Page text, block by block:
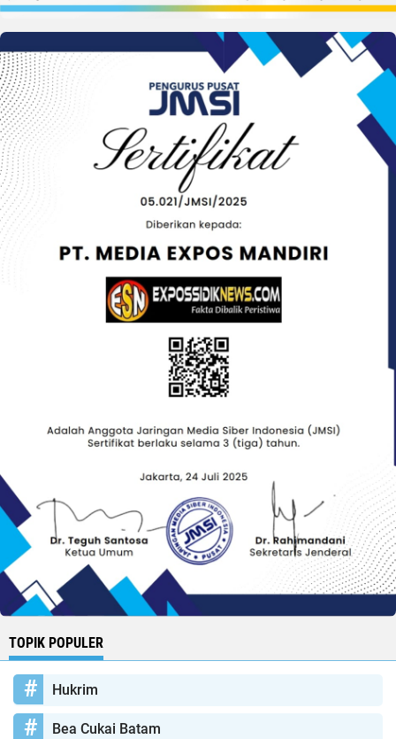
TOPIK POPULER
Hukrim
Bea Cukai Batam